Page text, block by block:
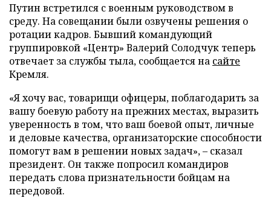
Путин встретился с военным руководством в
среду. На совещании были озвучены решения о
ротации кадров. Бывший командующий
группировкой «Центр» Валерий Солодчук теперь
отвечает за службы тыла, сообщается на сайте
Кремля.
«Я хочу вас, товарищи офицеры, поблагодарить за
вашу боевую работу на прежних местах, выразить
уверенность в том, что ваш боевой опыт, личные
и деловые качества, организаторские способности
помогут вам в решении новых задач», – сказал
президент. Он также попросил командиров
передать слова признательности бойцам на
передовой.